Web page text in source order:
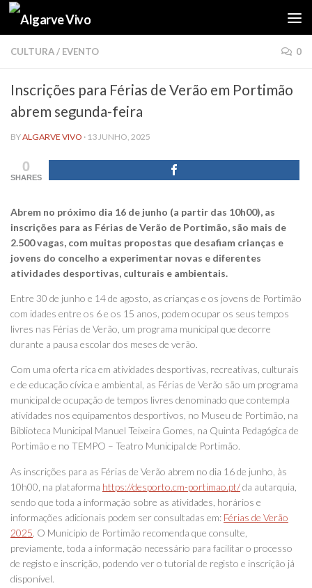
Skip to content
CULTURA/ EVENTO 0
Inscrições para Férias de Verão em Portimão
abrem segunda-feira
BYALGARVE VIVO · 13 JUNHO, 2025
0
SHARES
Abrem no próximo dia 16 de junho (a partir das 10h00), as
inscrições para as Férias de Verão de Portimão, são mais de
2.500 vagas, com muitas propostas que desafiam crianças e
jovens do concelho a experimentar novas e diferentes
atividades desportivas, culturais e ambientais.
Entre 30 de junho e 14 de agosto, as crianças e os jovens de Portimão
com idades entre os 6 e os 15 anos, podem ocupar os seus tempos
livres nas Férias de Verão, um programa municipal que decorre
durante a pausa escolar dos meses de verão.
Com uma oferta rica em atividades desportivas, recreativas, culturais
e de educação cívica e ambiental, as Férias de Verão são um programa
municipal de ocupação de tempos livres denominado que contempla
atividades nos equipamentos desportivos, no Museu de Portimão, na
Biblioteca Municipal Manuel Teixeira Gomes, na Quinta Pedagógica de
Portimão e no TEMPO – Teatro Municipal de Portimão.
As inscrições para as Férias de Verão abrem no dia 16 de junho, às
10h00, na plataforma https://desporto.cm-portimao.pt/da autarquia,
sendo que toda a informação sobre as atividades, horários e
informações adicionais podem ser consultadas em: Férias de Verão
2025. O Município de Portimão recomenda que consulte,
previamente, toda a informação necessário para facilitar o processo
de registo e inscrição, podendo ver o tutorial de registo e inscrição já
disponível.